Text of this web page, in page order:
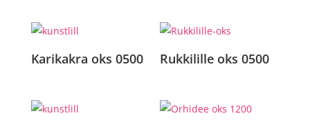
Karikakra oks 0500 Rukkilille oks 0500